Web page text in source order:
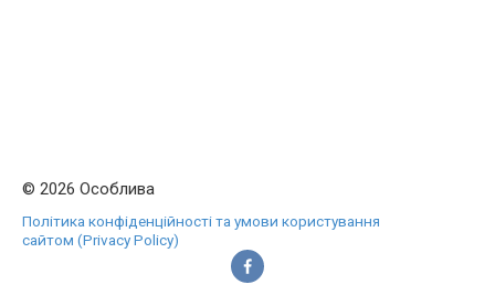
© 2026 Особлива
Політика конфіденційності та умови користування
сайтом (Privacy Policy)